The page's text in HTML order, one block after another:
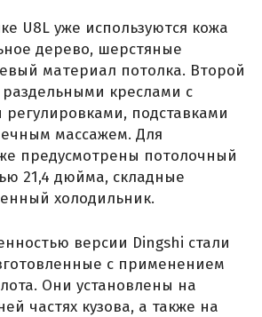
U8L уже используются кожа
дерево, шерстяные
материал потолка. Второй
креслами с
регулировками, подставками
массажем. Для
предусмотрены потолочный
21,4 дюйма, складные
холодильник.
версии Dingshi стали
с применением
Они установлены на
частях кузова, а также на